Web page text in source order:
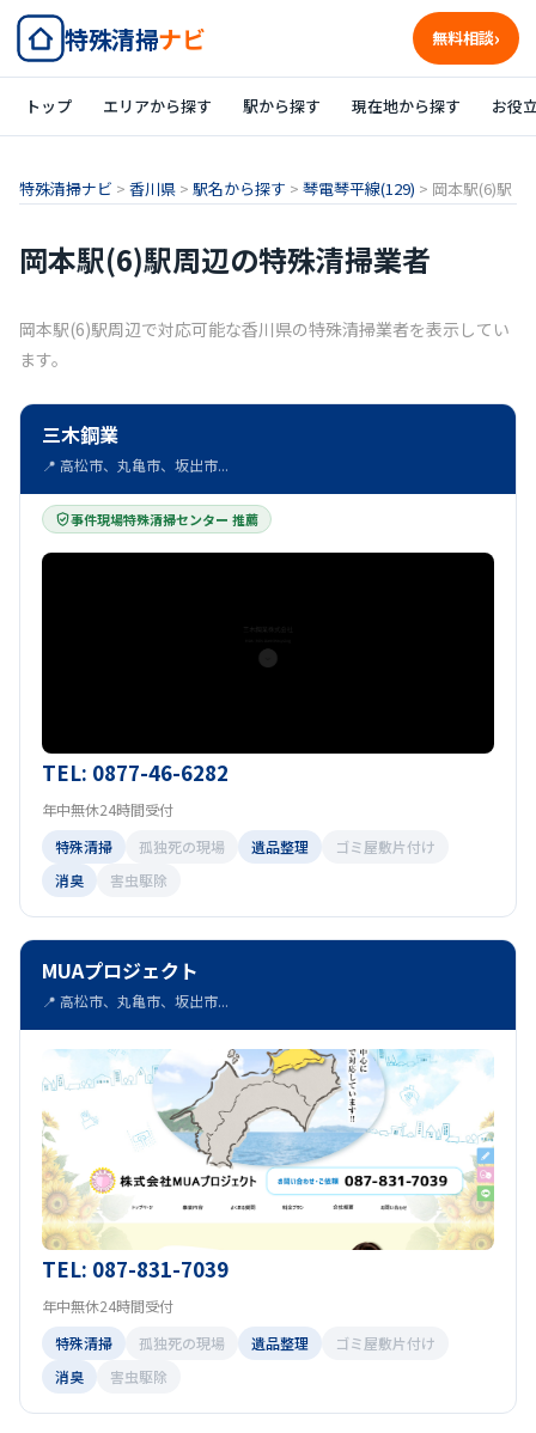
特殊清掃ナビ 無料相談
トップ エリアから探す 駅から探す 現在地から探す お役
特殊清掃ナビ > 香川県 > 駅名から探す > 琴電琴平線(129) > 岡本駅(6)駅
岡本駅(6)駅周辺の特殊清掃業者
岡本駅(6)駅周辺で対応可能な香川県の特殊清掃業者を表示してい
ます。
三木鋼業
📍 高松市、丸亀市、坂出市...
事件現場特殊清掃センター 推薦
TEL: 0877-46-6282
年中無休24時間受付
特殊清掃
孤独死の現場 遺品整理
ゴミ屋敷片付け
消臭
害虫駆除
MUAプロジェクト
📍 高松市、丸亀市、坂出市...
TEL: 087-831-7039
年中無休24時間受付
特殊清掃
孤独死の現場 遺品整理
ゴミ屋敷片付け
消臭
害虫駆除